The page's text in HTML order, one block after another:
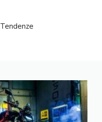
Tendenze